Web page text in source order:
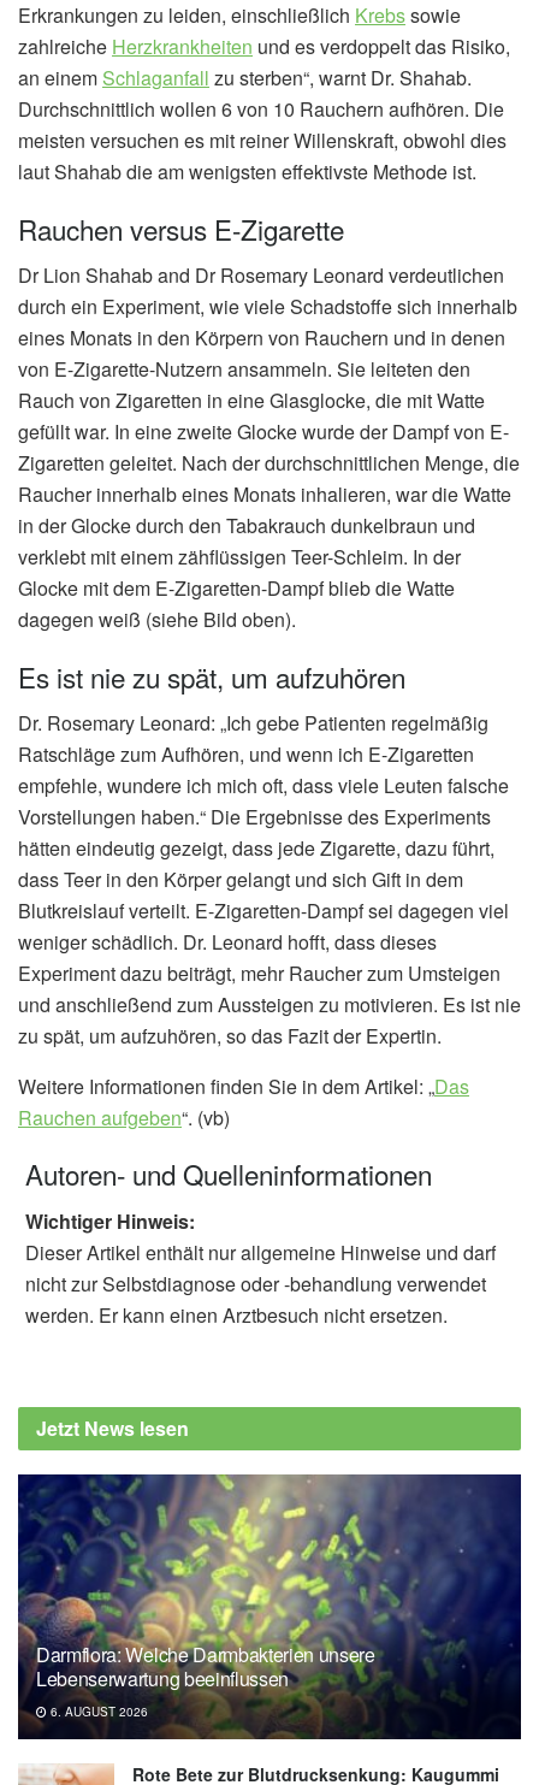
Erkrankungen zu leiden, einschließlich Krebssowie
zahlreiche Herzkrankheiten und es verdoppelt das Risiko,
an einem Schlaganfall zu sterben“, warnt Dr. Shahab.
Durchschnittlich wollen 6 von 10 Rauchern aufhören. Die
meisten versuchen es mit reiner Willenskraft, obwohl dies
laut Shahab die am wenigsten effektivste Methode ist.
Rauchen versus E-Zigarette
Dr Lion Shahab and Dr Rosemary Leonard verdeutlichen
durch ein Experiment, wie viele Schadstoffe sich innerhalb
eines Monats in den Körpern von Rauchern und in denen
von E-Zigarette-Nutzern ansammeln. Sie leiteten den
Rauch von Zigaretten in eine Glasglocke, die mit Watte
gefüllt war. In eine zweite Glocke wurde der Dampf von E-
Zigaretten geleitet. Nach der durchschnittlichen Menge, die
Raucher innerhalb eines Monats inhalieren, war die Watte
in der Glocke durch den Tabakrauch dunkelbraun und
verklebt mit einem zähflüssigen Teer-Schleim. In der
Glocke mit dem E-Zigaretten-Dampf blieb die Watte
dagegen weiß (siehe Bild oben).
Es ist nie zu spät, um aufzuhören
Dr. Rosemary Leonard: „Ich gebe Patienten regelmäßig
Ratschläge zum Aufhören, und wenn ich E-Zigaretten
empfehle, wundere ich mich oft, dass viele Leuten falsche
Vorstellungen haben.“ Die Ergebnisse des Experiments
hätten eindeutig gezeigt, dass jede Zigarette, dazu führt,
dass Teer in den Körper gelangt und sich Gift in dem
Blutkreislauf verteilt. E-Zigaretten-Dampf sei dagegen viel
weniger schädlich. Dr. Leonard hofft, dass dieses
Experiment dazu beiträgt, mehr Raucher zum Umsteigen
und anschließend zum Aussteigen zu motivieren. Es ist nie
zu spät, um aufzuhören, so das Fazit der Expertin.
Weitere Informationen finden Sie in dem Artikel: „Das
Rauchen aufgeben“. (vb)
Autoren- und Quelleninformationen
Wichtiger Hinweis:
Dieser Artikel enthält nur allgemeine Hinweise und darf
nicht zur Selbstdiagnose oder -behandlung verwendet
werden. Er kann einen Arztbesuch nicht ersetzen.
Jetzt News lesen
Darmflora: Welche Darmbakterien unsere
Lebenserwartung beeinflussen
6. AUGUST 2026
Rote Bete zur Blutdrucksenkung: Kaugummi